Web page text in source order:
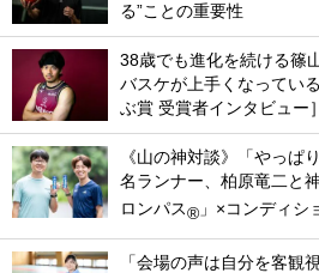
る”ことの重要性
38歳でも進化を続ける篠
バスケが上手くなってい
ぶ賞 受賞者インタビュー］
《山の神対談》「やっぱ
名ランナー、柏原竜二と
ロンパス® 」×コンディシ
「会場の声は自分を客観